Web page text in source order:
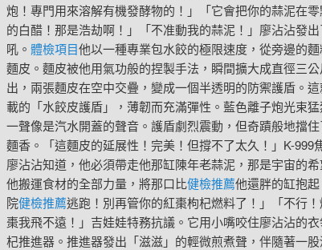
炮！專門用來溶解有機發酵物的！」「它會把你的蒜泥在
的白醋！那是浩劫啊！」「不准動我的蒜泥！」廖沾沾發
吼。 體檢項目他以一種專業包水餃的極限速度，從旁邊的
麵皮。麵皮被他用氣功般的捏製手法，瞬間擴大成直徑三
出，兩張麵皮在空中交疊，變成一個半透明的防禦護盾。
載的「水餃皮護盾」，薄韌而充滿彈性。藍色離子炮光束
一聲像是汽水開蓋的聲音。護盾劇烈震動，但奇蹟般地擋
麵香。「這麵皮的延展性！完美！但撐不了太久！」K-999
廖沾沾知道，他必須帶走他那缸陳年老蒜泥，那是宇宙的
他搬運食材的全部力量，將那口比健檢推薦他還胖的缸抱
院健檢推薦逃跑！別再管你的紅棗枸杞燃料了！」「不行
棗我飛不遠！」吉娃娃特務抗議。它用小嘴咬住廖沾沾的
杞推進器。推進器發出「滋滋」的輕微煎煮聲，伴隨著一